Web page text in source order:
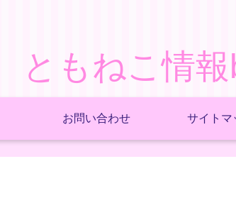
ともねこ情
お問い合わせ サイトマ